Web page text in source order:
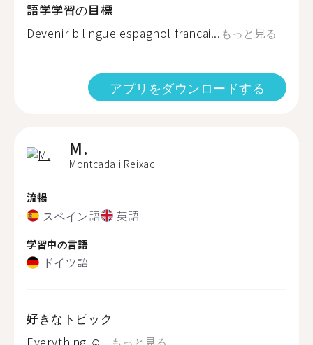
語学学習の目標
Devenir bilingue espagnol francai... もっと見る
アプリをダウンロードする
M.
Montcada i Reixac
流暢
スペイン語 英語
学習中の言語
ドイツ語
好きなトピック
Everything ☺... もっと見る